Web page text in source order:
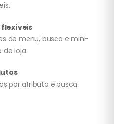
flexíveis
de menu, busca e mini-
de loja.
por atributo e busca